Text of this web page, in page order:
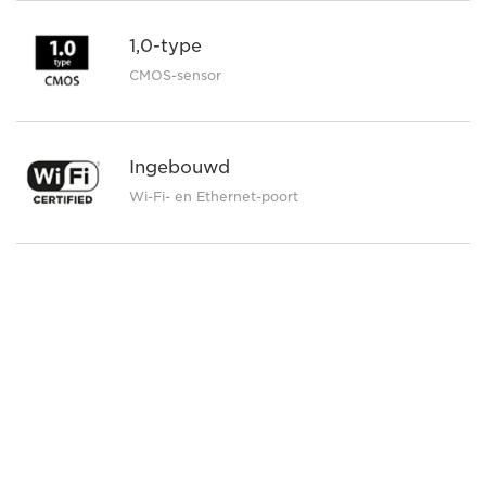
1,0-type
CMOS-sensor
Ingebouwd
Wi-Fi- en Ethernet-poort